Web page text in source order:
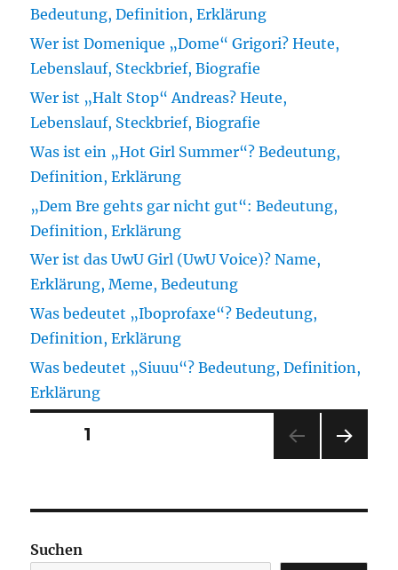
Bedeutung, Definition, Erklärung
Wer ist Domenique „Dome“ Grigori? Heute,
Lebenslauf, Steckbrief, Biografie
Wer ist „Halt Stop“ Andreas? Heute,
Lebenslauf, Steckbrief, Biografie
Was ist ein „Hot Girl Summer“? Bedeutung,
Definition, Erklärung
„Dem Bre gehts gar nicht gut“: Bedeutung,
Definition, Erklärung
Wer ist das UwU Girl (UwU Voice)? Name,
Erklärung, Meme, Bedeutung
Was bedeutet „Iboprofaxe“? Bedeutung,
Definition, Erklärung
Was bedeutet „Siuuu“? Bedeutung, Definition,
Erklärung
Seitennummerierung
Beiträge
SEITE1
E
Suchen